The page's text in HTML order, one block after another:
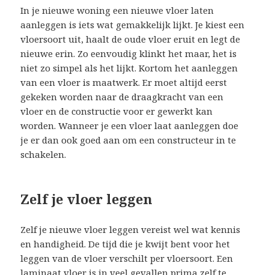
In je nieuwe woning een nieuwe vloer laten
aanleggen is iets wat gemakkelijk lijkt. Je kiest een
vloersoort uit, haalt de oude vloer eruit en legt de
nieuwe erin. Zo eenvoudig klinkt het maar, het is
niet zo simpel als het lijkt. Kortom het aanleggen
van een vloer is maatwerk. Er moet altijd eerst
gekeken worden naar de draagkracht van een
vloer en de constructie voor er gewerkt kan
worden. Wanneer je een vloer laat aanleggen doe
je er dan ook goed aan om een constructeur in te
schakelen.
Zelf je vloer leggen
Zelf je nieuwe vloer leggen vereist wel wat kennis
en handigheid. De tijd die je kwijt bent voor het
leggen van de vloer verschilt per vloersoort. Een
laminaat vloer is in veel gevallen prima zelf te